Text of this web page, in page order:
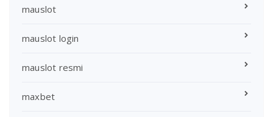
mauslot
mauslot login
mauslot resmi
maxbet